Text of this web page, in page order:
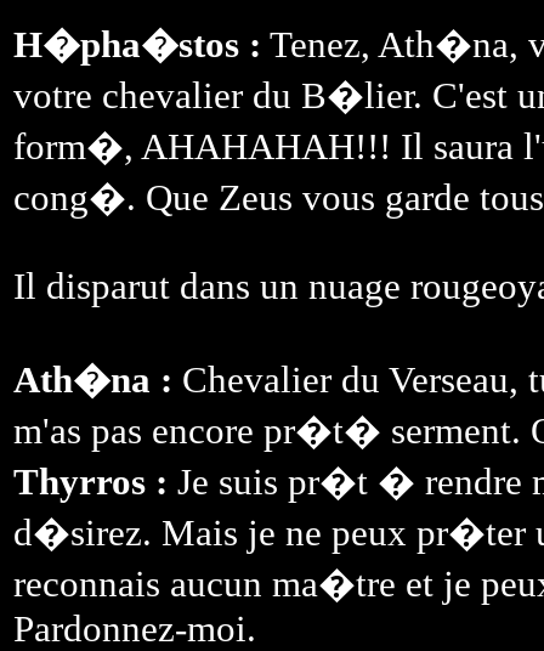
H�pha�stos : Tenez, Ath�na,
votre chevalier du B�lier. C'est
form�, AHAHAHAH!!! Il saura
cong�. Que Zeus vous garde
Il disparut dans un nuage
Ath�na : Chevalier du Verseau,
m'as pas encore pr�t� serment.
Thyrros : Je suis pr�t � rendre
d�sirez. Mais je ne peux pr�ter
reconnais aucun ma�tre et je
Pardonnez-moi.